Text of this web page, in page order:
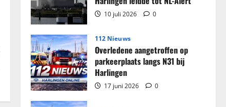
in
beslag
genomen
in
woning
Harlingen
10 juli 2026 0
112 Nieuws
Overledene aangetroffen op
parkeerplaats langs N31 bij
Harlingen
17 juni 2026 0